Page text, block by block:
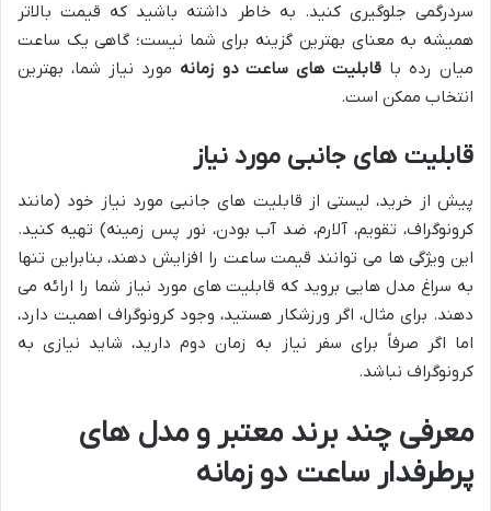
سردرگمی جلوگیری کنید. به خاطر داشته باشید که قیمت بالاتر
همیشه به معنای بهترین گزینه برای شما نیست؛ گاهی یک ساعت
میان رده با قابلیت های ساعت دو زمانه مورد نیاز شما، بهترین
انتخاب ممکن است.
قابلیت های جانبی مورد نیاز
پیش از خرید، لیستی از قابلیت های جانبی مورد نیاز خود (مانند
کرونوگراف، تقویم، آلارم، ضد آب بودن، نور پس زمینه) تهیه کنید.
این ویژگی ها می توانند قیمت ساعت را افزایش دهند، بنابراین تنها
به سراغ مدل هایی بروید که قابلیت های مورد نیاز شما را ارائه می
دهند. برای مثال، اگر ورزشکار هستید، وجود کرونوگراف اهمیت دارد،
اما اگر صرفاً برای سفر نیاز به زمان دوم دارید، شاید نیازی به
کرونوگراف نباشد.
معرفی چند برند معتبر و مدل های
پرطرفدار ساعت دو زمانه